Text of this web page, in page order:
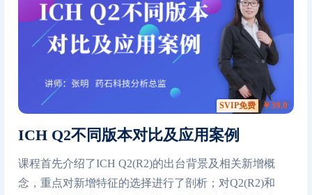
SVIP免费 ￥39.0
ICH Q2不同版本对比及应用案例
课程首先介绍了ICH Q2(R2)的出台背景及相关新增概
念，重点对新增特征的选择进行了剖析；对Q2(R2)和